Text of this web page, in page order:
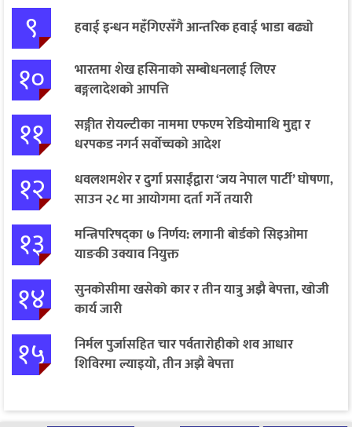
९ हवाई इन्धन महँगिएसँगै आन्तरिक हवाई भाडा बढ्यो
१०
भारतमा शेख हसिनाको सम्बोधनलाई लिएर
बङ्गलादेशको आपत्ति
११
सङ्गीत रोयल्टीका नाममा एफएम रेडियोमाथि मुद्दा र
धरपकड नगर्न सर्वोच्चको आदेश
१२
धवलशमशेर र दुर्गा प्रसाईंद्वारा ‘जय नेपाल पार्टी’ घोषणा,
साउन २८ मा आयोगमा दर्ता गर्ने तयारी
१३
मन्त्रिपरिषद्का ७ निर्णय: लगानी बोर्डको सिइओमा
याङकी उक्याव नियुक्त
१४
सुनकोसीमा खसेको कार र तीन यात्रु अझै बेपत्ता, खोजी
कार्य जारी
१५
निर्मल पुर्जासहित चार पर्वतारोहीको शव आधार
शिविरमा ल्याइयो, तीन अझै बेपत्ता